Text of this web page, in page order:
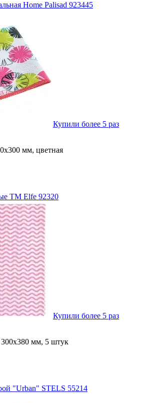
Home Palisad 923445
Купили более 5 раз
мм, цветная
ТМ Elfe 92320
Купили более 5 раз
мм, 5 штук
"Urban" STELS 55214